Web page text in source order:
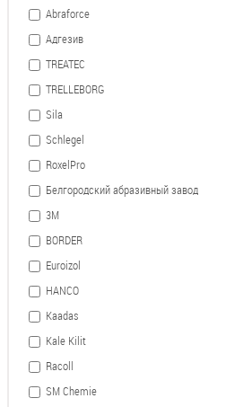
Abraforce
Адгезив
TREATEC
TRELLEBORG
Sila
Schlegel
RoxelPro
Белгородский абразивный завод
3М
BORDER
Euroizol
HANCO
Kaadas
Kale Kilit
Racoll
SM Chemie